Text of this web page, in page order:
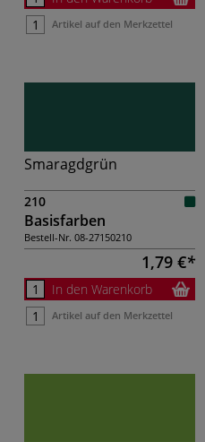
Artikel auf den Merkzettel
Smaragdgrün
210
Basisfarben
Bestell-Nr. 08-27150210
1,79 €
In den Warenkorb
Artikel auf den Merkzettel